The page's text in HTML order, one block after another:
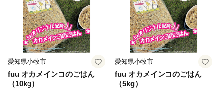
愛知県小牧市
fuu オカメインコのごはん
（10kg）
愛知県小牧市
fuu オカメインコのごはん
（5kg）